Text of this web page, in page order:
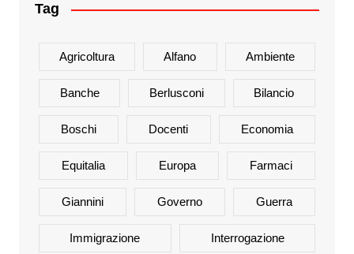
Tag
Agricoltura Alfano Ambiente
Banche Berlusconi Bilancio
Boschi Docenti Economia
Equitalia Europa Farmaci
Giannini Governo Guerra
Immigrazione Interrogazione